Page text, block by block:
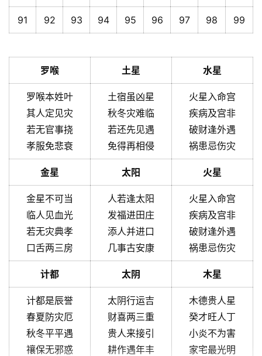
91 92 93 94 95 96 97 98 99
罗喉 土星 水星
罗喉本姓叶
其人定见灾
若无官事挠
孝服免悲衰
土宿虽凶星
秋冬灾难临
若还先见遇
免得再相侵
火星入命宫
疾病及宫非
破财逢外遇
祸患忌伤灾
金星 太阳 火星
金星不可当
临人见血光
若无灾典孝
口舌两三房
人若逢太阳
发福进田庄
添人并进口
几事古安康
火星入命宫
疾病及宫非
破财逢外遇
祸患忌伤灾
计都 太阴 木星
计都是辰誉
春夏防灾厄
秋冬平平遇
禳保无邪惑
太阴行运吉
财喜两三重
贵人来接引
耕作遇年丰
木德贵人星
癸才旺人丁
小炎不为害
家宅最光明